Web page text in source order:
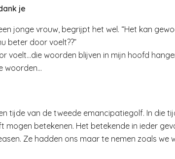
je
jonge vrouw, begrijpt het wel. “Het kan
beter door voelt??”
voelt…die woorden blijven in mijn hoofd
woorden…
tijde van de tweede emancipatiegolf. In die
mogen betekenen. Het betekende in ieder
Ze hadden ons maar te nemen zoals we